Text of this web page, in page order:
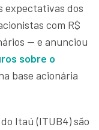
expectativas dos
com R$
— e anunciou
sobre o
base acionária
Itaú (ITUB4) são